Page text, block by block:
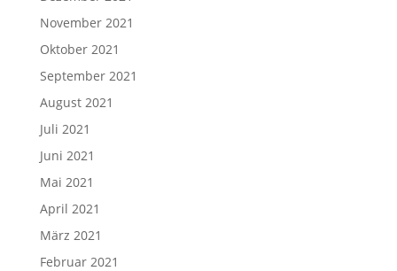
November 2021
Oktober 2021
September 2021
August 2021
Juli 2021
Juni 2021
Mai 2021
April 2021
März 2021
Februar 2021